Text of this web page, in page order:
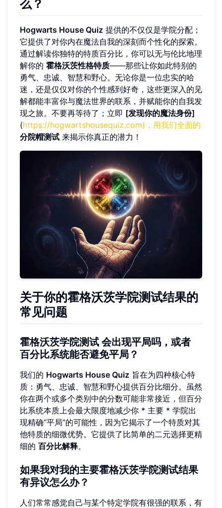
么？
Hogwarts House Quiz 提供的不仅仅是学院分配；
它提供了对你内在魔法自我的深刻而个性化的探索。
通过解读你独特的特质百分比，你可以无与伦比地理
解你的 霍格沃茨性格特质——那些让你如此特别的
勇气、忠诚、智慧和野心。无论你是一位忠实的哈
迷，还是仅仅对你的个性感到好奇，这些更深入的见
解都能丰富你与魔法世界的联系，并赋能你的自我发
现之旅。不要再等待了；立即 [发现你的魔法身份]
(https://hogwartshousequiz.com)，用我们全面的
分院帽测试 来揭示你真正的潜力！
关于你的霍格沃茨学院测试结果的
常见问题
霍格沃茨学院测试会出现平局吗，或者
百分比系统能否避免平局？
我们的 Hogwarts House Quiz 旨在为四种核心特
质：勇气、忠诚、智慧和野心提供百分比细分。虽然
你在两个或多个类别中的分数可能非常接近，但百分
比系统本质上会最大限度地减少你 * 主要 * 学院出
现精确“平局”的可能性，因为它揭示了一个特质对其
他特质的细微优势。它提供了比简单的二元选择更精
细的 百分比解释。
如果我对我的主要霍格沃茨学院测试结果
有异议怎么办？
人们常常感觉自己与某个特定学院有很强的联系，有